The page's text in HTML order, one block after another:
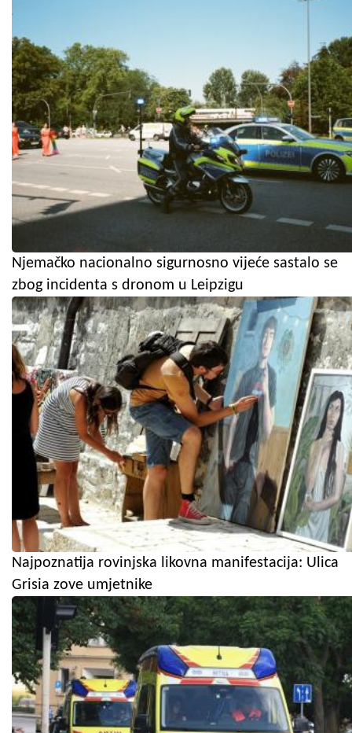
Njemačko nacionalno sigurnosno vijeće sastalo se
zbog incidenta s dronom u Leipzigu
Najpoznatija rovinjska likovna manifestacija: Ulica
Grisia zove umjetnike